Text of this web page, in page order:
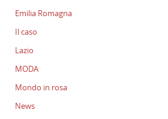
Emilia Romagna
Il caso
Lazio
MODA
Mondo in rosa
News